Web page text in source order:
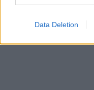
Data Deletion